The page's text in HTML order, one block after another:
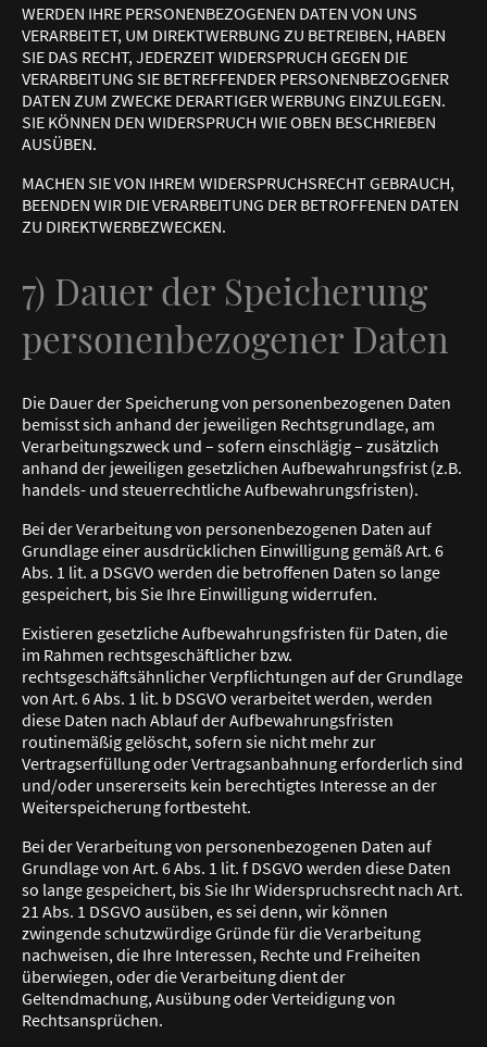
WERDEN IHRE PERSONENBEZOGENEN DATEN VON UNS
VERARBEITET, UM DIREKTWERBUNG ZU BETREIBEN, HABEN
SIE DAS RECHT, JEDERZEIT WIDERSPRUCH GEGEN DIE
VERARBEITUNG SIE BETREFFENDER PERSONENBEZOGENER
DATEN ZUM ZWECKE DERARTIGER WERBUNG EINZULEGEN.
SIE KÖNNEN DEN WIDERSPRUCH WIE OBEN BESCHRIEBEN
AUSÜBEN.
MACHEN SIE VON IHREM WIDERSPRUCHSRECHT GEBRAUCH,
BEENDEN WIR DIE VERARBEITUNG DER BETROFFENEN DATEN
ZU DIREKTWERBEZWECKEN.
7) Dauer der Speicherung
personenbezogener Daten
Die Dauer der Speicherung von personenbezogenen Daten
bemisst sich anhand der jeweiligen Rechtsgrundlage, am
Verarbeitungszweck und – sofern einschlägig – zusätzlich
anhand der jeweiligen gesetzlichen Aufbewahrungsfrist (z.B.
handels- und steuerrechtliche Aufbewahrungsfristen).
Bei der Verarbeitung von personenbezogenen Daten auf
Grundlage einer ausdrücklichen Einwilligung gemäß Art. 6
Abs. 1 lit. a DSGVO werden die betroffenen Daten so lange
gespeichert, bis Sie Ihre Einwilligung widerrufen.
Existieren gesetzliche Aufbewahrungsfristen für Daten, die
im Rahmen rechtsgeschäftlicher bzw.
rechtsgeschäftsähnlicher Verpflichtungen auf der Grundlage
von Art. 6 Abs. 1 lit. b DSGVO verarbeitet werden, werden
diese Daten nach Ablauf der Aufbewahrungsfristen
routinemäßig gelöscht, sofern sie nicht mehr zur
Vertragserfüllung oder Vertragsanbahnung erforderlich sind
und/oder unsererseits kein berechtigtes Interesse an der
Weiterspeicherung fortbesteht.
Bei der Verarbeitung von personenbezogenen Daten auf
Grundlage von Art. 6 Abs. 1 lit. f DSGVO werden diese Daten
so lange gespeichert, bis Sie Ihr Widerspruchsrecht nach Art.
21 Abs. 1 DSGVO ausüben, es sei denn, wir können
zwingende schutzwürdige Gründe für die Verarbeitung
nachweisen, die Ihre Interessen, Rechte und Freiheiten
überwiegen, oder die Verarbeitung dient der
Geltendmachung, Ausübung oder Verteidigung von
Rechtsansprüchen.